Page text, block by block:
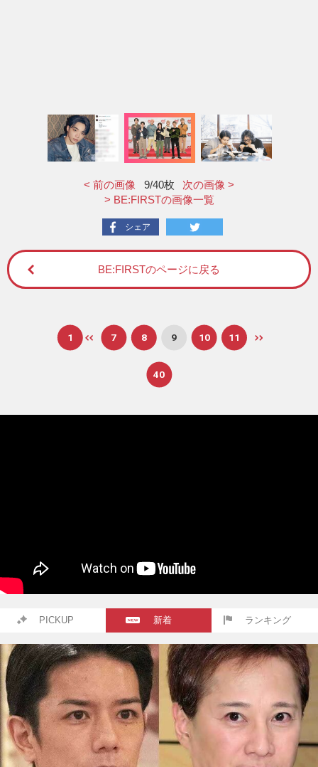
< 前の画像 9/40枚
次の画像 >
> BE:FIRSTの画像一覧
シェア
BE:FIRSTのページに戻る
1 7 8 9 10 11
40
PICKUP 新着 ランキング